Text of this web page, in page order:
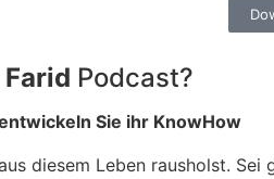
Podcast?
Sie ihr KnowHow
diesem Leben rausholst.